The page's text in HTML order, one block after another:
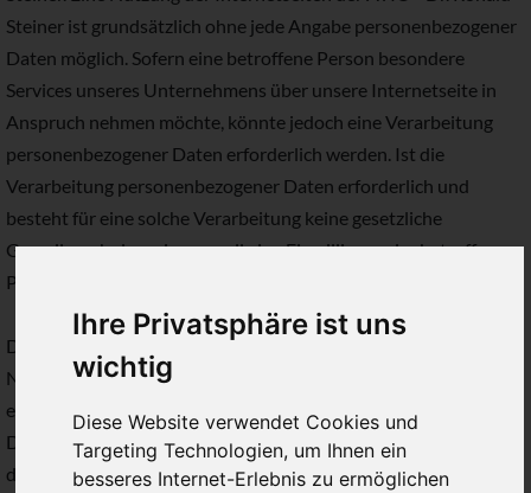
Ihre Privatsphäre ist uns
wichtig
Diese Website verwendet Cookies und
Targeting Technologien, um Ihnen ein
besseres Internet-Erlebnis zu ermöglichen
Steiner ist grundsätzlich ohne jede Angabe personenbezogener
Daten möglich. Sofern eine betroffene Person besondere
Services unseres Unternehmens über unsere Internetseite in
Anspruch nehmen möchte, könnte jedoch eine Verarbeitung
personenbezogener Daten erforderlich werden. Ist die
Verarbeitung personenbezogener Daten erforderlich und
besteht für eine solche Verarbeitung keine gesetzliche
Grundlage, holen wir generell eine Einwilligung der betroffenen
Person ein.
Die Verarbeitung personenbezogener Daten, beispielsweise des
Namens, der Anschrift, E-Mail-Adresse oder Telefonnummer
einer betroffenen Person, erfolgt stets im Einklang mit der
Datenschutz-Grundverordnung und in Übereinstimmung mit
den für die AYI® - Dr. Ronald Steiner geltenden